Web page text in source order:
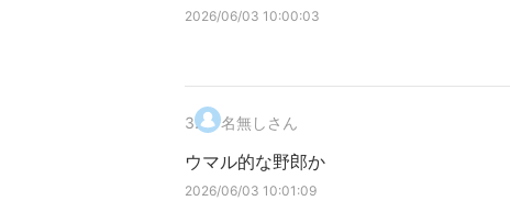
2026/06/03 10:00:03
3. 名無しさん
ウマル的な野郎か
2026/06/03 10:01:09